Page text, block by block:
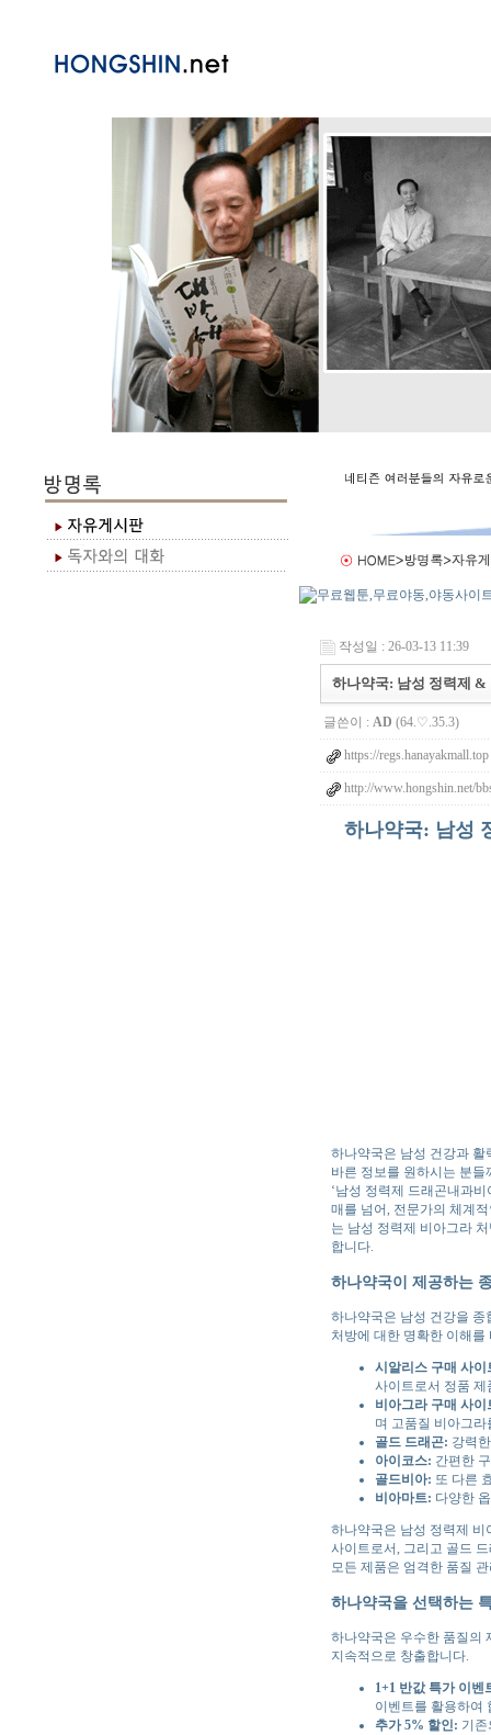
작성일 : 26-03-13 11:39
하나약국: 남성 정력제 &
글쓴이 : AD (64.♡.35.3)
https://regs.hanayakmall.top
http://www.hongshin.net/
하나약국: 남성
하나약국은 남성 건강과
바른 정보를 원하시는 분
‘남성 정력제 드래곤내과
매를 넘어, 전문가의 체계
는 남성 정력제 비아그라
합니다.
하나약국이 제공하는
하나약국은 남성 건강을
처방에 대한 명확한 이해
시알리스 구매 사이
사이트로서 정품
비아그라 구매 사이
며 고품질 비아그
골드 드래곤: 강력
아이코스: 간편한
골드비아: 또 다른
비아마트: 다양한
하나약국은 남성 정력제
사이트로서, 그리고 골드
모든 제품은 엄격한 품질
하나약국을 선택하는
하나약국은 우수한 품질의
지속적으로 창출합니다.
1+1 반값 특가 이벤
이벤트를 활용하여
추가 5% 할인: 기